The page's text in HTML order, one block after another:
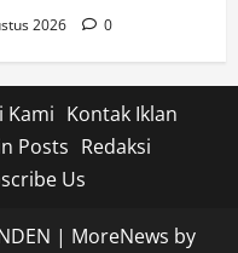
2026 0
Kami Kontak Iklan
Posts Redaksi
Us
| MoreNews by